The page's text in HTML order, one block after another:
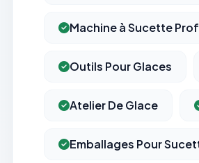
Machine à Sucette
Outils Pour Glaces
Atelier De Glace
Emballages Pour